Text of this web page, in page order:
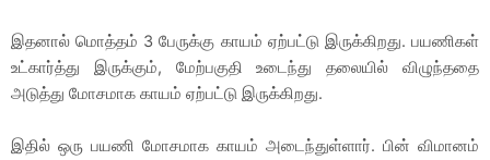
இதனால் மொத்தம் 3 பேருக்கு காயம் ஏற்பட்டு இருக்கிறது. பயணிகள்
உட்கார்த்து இருக்கும், மேற்பகுதி உடைந்து தலையில் விழுந்ததை
அடுத்து மோசமாக காயம் ஏற்பட்டு இருக்கிறது.
இதில் ஒரு பயணி மோசமாக காயம் அடைந்துள்ளார். பின் விமானம்